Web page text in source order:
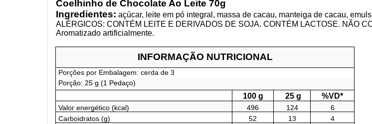
Coelhinho de Chocolate Ao Leite 70g
Ingredientes: açúcar, leite em pó integral, massa de cacau, manteiga de cacau,
ALÉRGICOS: CONTÉM LEITE E DERIVADOS DE SOJA. CONTÉM LACTOSE. NÃO
Aromatizado artificialmente.
INFORMAÇÃO NUTRICIONAL
Porções por Embalagem: cerda de 3
Porção: 25 g (1 Pedaço)
100 g 25 g %VD*
Valor energético (kcal) 496 124
6
Carboidratos (g)
52 13
4